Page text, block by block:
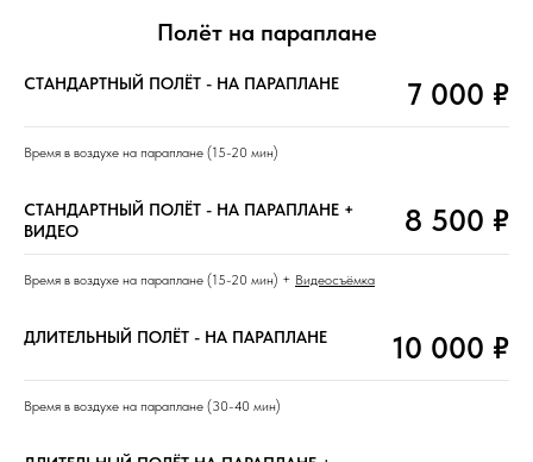
Полёт на параплане
СТАНДАРТНЫЙ ПОЛЁТ - НА ПАРАПЛАНЕ 7 000 ₽
Время в воздухе на параплане (15-20 мин)
СТАНДАРТНЫЙ ПОЛЁТ - НА ПАРАПЛАНЕ +
ВИДЕО
8 500 ₽
Время в воздухе на параплане (15-20 мин) + Видеосъёмка
ДЛИТЕЛЬНЫЙ ПОЛЁТ - НА ПАРАПЛАНЕ 10 000 ₽
Время в воздухе на параплане (30-40 мин)